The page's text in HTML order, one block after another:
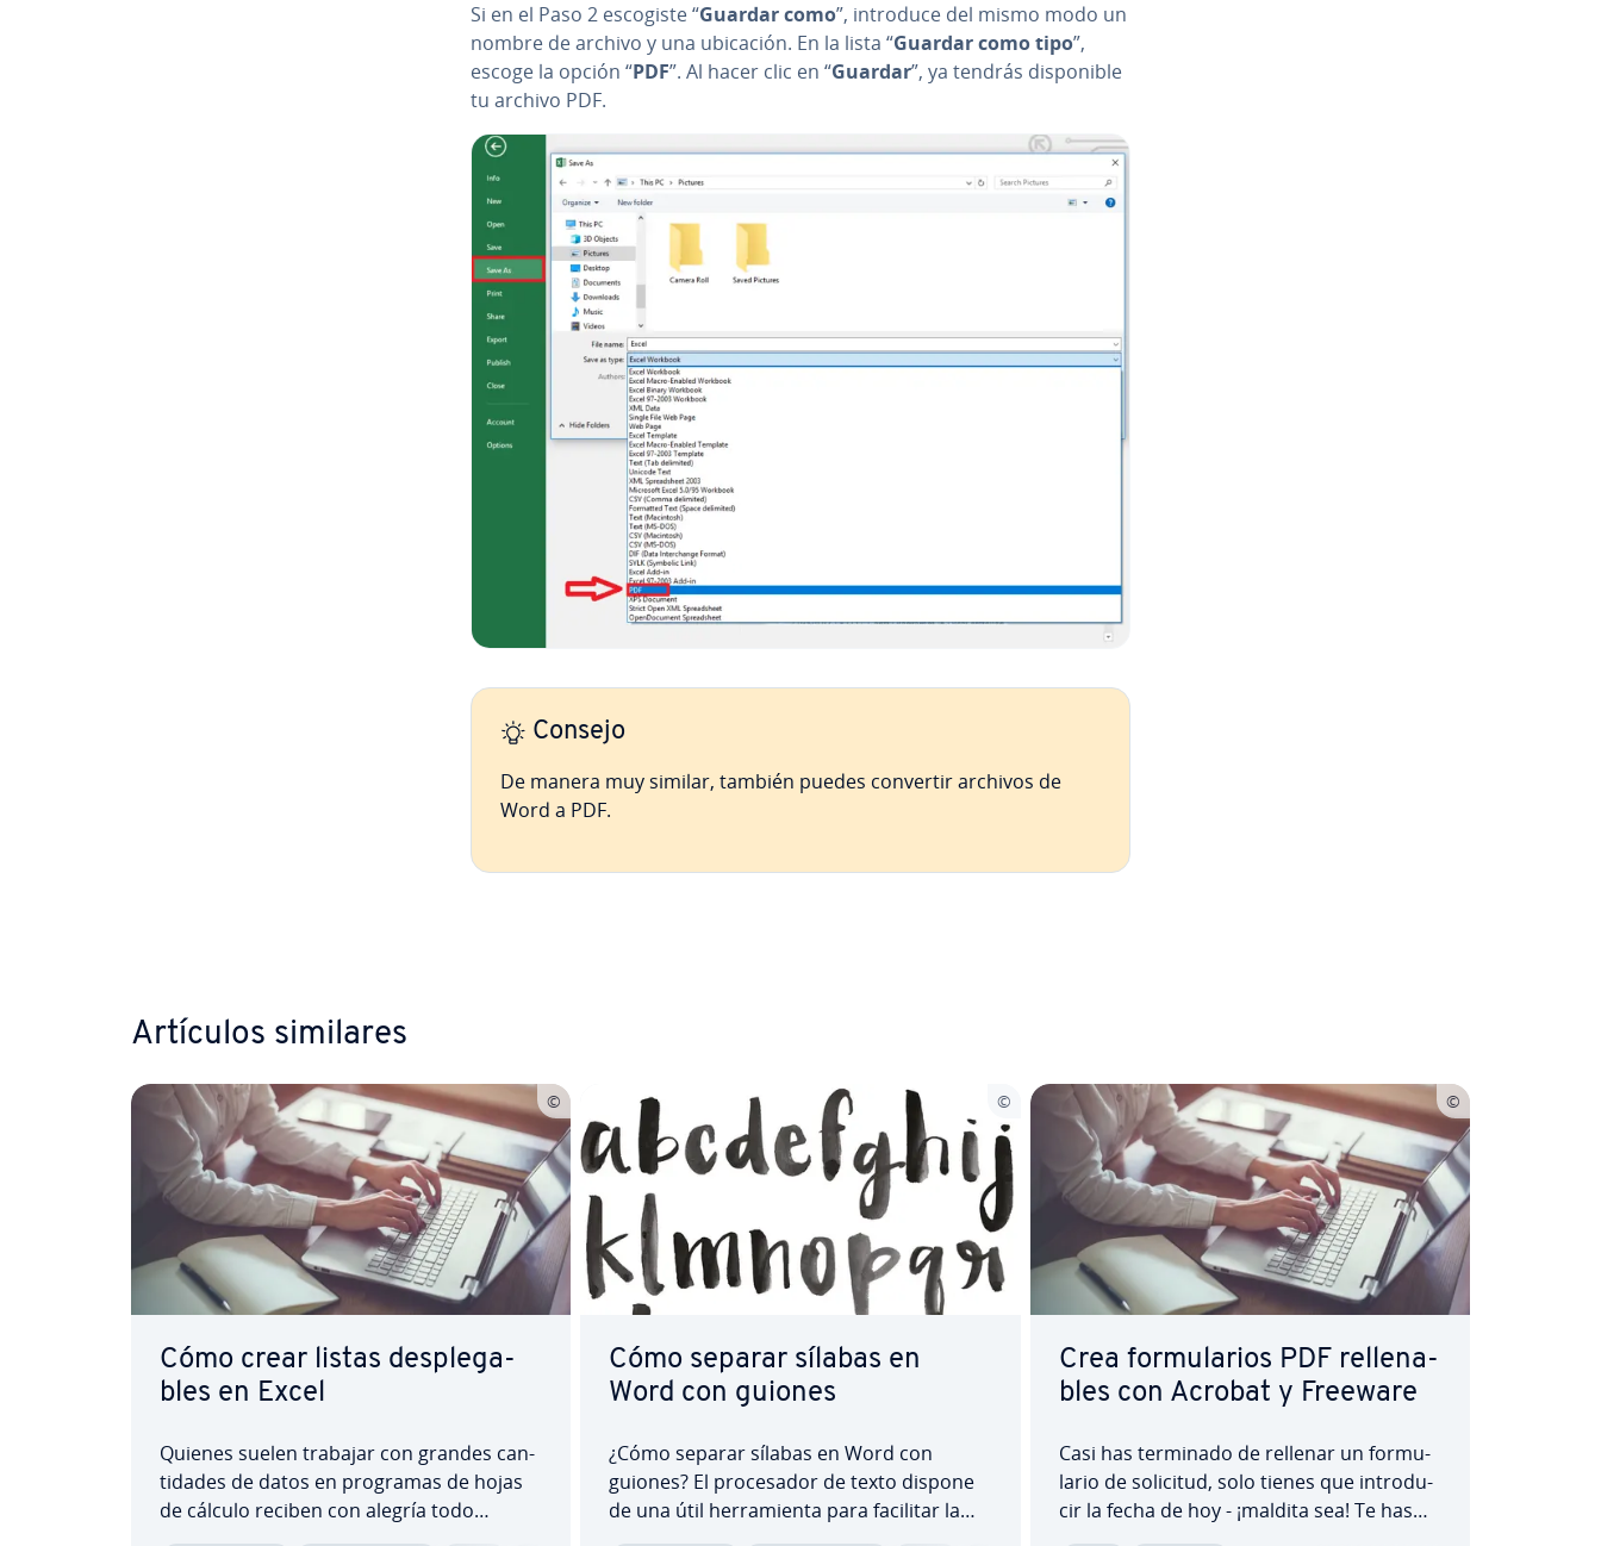
Si en el Paso 2 escogiste “Guardar como”, introduce del mismo modo un
nombre de archivo y una ubicación. En la lista “Guardar como tipo”,
escoge la opción “PDF”. Al hacer clic en “Guardar”, ya tendrás di­s­po­ni­ble
tu archivo PDF.
Consejo
De manera muy similar, también puedes convertir archivos de
Word a PDF.
Artículos similares
Cómo crear listas de­s­ple­ga­
bles en Excel
Quienes suelen trabajar con grandes ca­n­
ti­da­des de datos en programas de hojas
de cálculo reciben con alegría todo
aquello que les facilite el tra­ta­mie­n­to de
Cómo separar sílabas en
Word con guiones
¿Cómo separar sílabas en Word con
guiones? El pro­ce­sa­dor de texto dispone
de una útil he­rra­mie­n­ta para facilitar la
edición de los do­cu­me­n­tos. La función
Crea fo­r­mu­la­rios PDF re­lle­na­
bles con Acrobat y Freeware
Casi has terminado de rellenar un fo­r­mu­
la­rio de solicitud, solo tienes que in­tro­du­
cir la fecha de hoy - ¡maldita sea! Te has